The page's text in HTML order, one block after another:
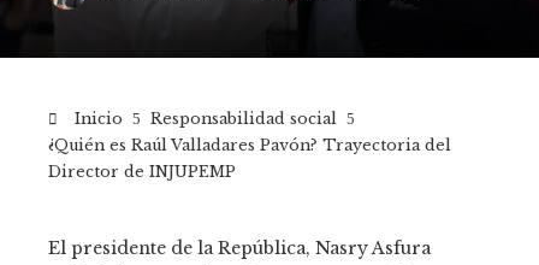
Inicio
Responsabilidad social
¿Quién es Raúl Valladares Pavón? Trayectoria del
Director de INJUPEMP
El presidente de la República, Nasry Asfura